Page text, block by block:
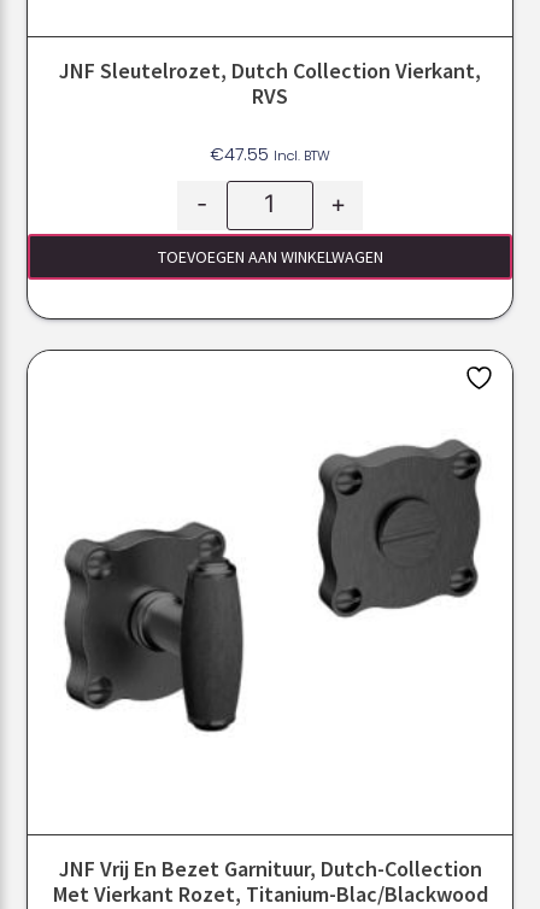
JNF Sleutelrozet, Dutch Collection Vierkant,
RVS
€47.55 Incl. BTW
- +
TOEVOEGEN AAN WINKELWAGEN
JNF Vrij En Bezet Garnituur, Dutch-Collection
Met Vierkant Rozet, Titanium-Blac/Blackwood